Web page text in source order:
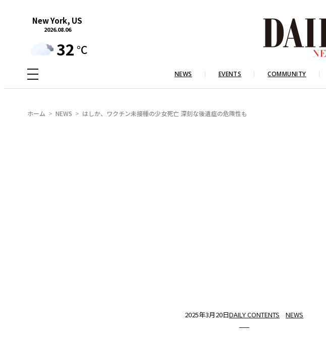
New York, US
2026.08.06
32 °C
NEWS EVENTS COMMUNITY
ホーム NEWS はしか、ワクチン未接種の少女死亡 深刻な後遺症の危険性も
2025年3月20日DAILY CONTENTS NEWS